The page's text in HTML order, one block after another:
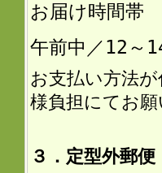
お届け時間帯
午前中／12～
お支払い方法
様負担にてお
３．定型外郵